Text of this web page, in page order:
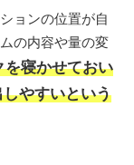
ョンの位置が自
の内容や量の変
を寝かせておい
やすいという